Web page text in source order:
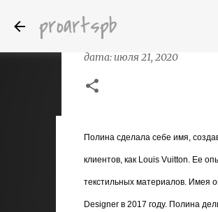
proartspb
Бумажные
дата:октября 14, 2022
дата: июля 21, 2020
Полина сделала себе имя,
клиентов, как Louis Vuitton. Ее
текстильных материалов. Имея
Designer в 2017 году. Полина